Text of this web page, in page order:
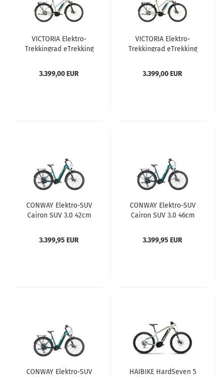
VICTORIA Elektro-
Trekkingrad eTrekking
3.399,00 EUR
VICTORIA Elektro-
Trekkingrad eTrekking
3.399,00 EUR
CONWAY Elektro-SUV
Cairon SUV 3.0 42cm
3.399,95 EUR
CONWAY Elektro-SUV
Cairon SUV 3.0 46cm
3.399,95 EUR
CONWAY Elektro-SUV
HAIBIKE HardSeven 5